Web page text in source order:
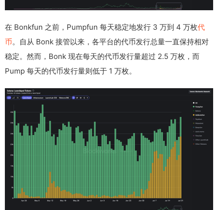
在 Bonkfun 之前，Pumpfun 每天稳定地发行 3 万到 4 万枚代
币。自从 Bonk 接管以来，各平台的代币发行总量一直保持相对
稳定。然而，Bonk 现在每天的代币发行量超过 2.5 万枚，而
Pump 每天的代币发行量则低于 1 万枚。